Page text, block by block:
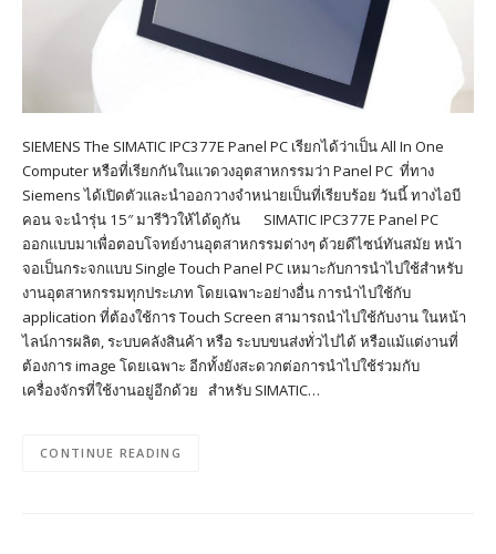
SIEMENS The SIMATIC IPC377E Panel PC เรียกได้ว่าเป็น All In One
Computer หรือที่เรียกกันในแวดวงอุตสาหกรรมว่า Panel PC ที่ทาง
Siemens ได้เปิดตัวและนำออกวางจำหน่ายเป็นที่เรียบร้อย วันนี้ ทางไอบี
คอน จะนำรุ่น 15″ มารีวิวให้ได้ดูกัน SIMATIC IPC377E Panel PC
ออกแบบมาเพื่อตอบโจทย์งานอุตสาหกรรมต่างๆ ด้วยดีไซน์ทันสมัย หน้า
จอเป็นกระจกแบบ Single Touch Panel PC เหมาะกับการนำไปใช้สำหรับ
งานอุตสาหกรรมทุกประเภท โดยเฉพาะอย่างอื่น การนำไปใช้กับ
application ที่ต้องใช้การ Touch Screen สามารถนำไปใช้กับงาน ในหน้า
ไลน์การผลิต, ระบบคลังสินค้า หรือ ระบบขนส่งทั่วไปได้ หรือแม้แต่งานที่
ต้องการ image โดยเฉพาะ อีกทั้งยังสะดวกต่อการนำไปใช้ร่วมกับ
เครื่องจักรที่ใช้งานอยู่อีกด้วย สำหรับ SIMATIC…
CONTINUE READING